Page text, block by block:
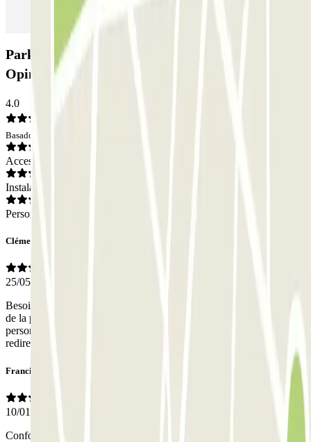
Parking Adonis Paris Sud - Aéroport Paris Orly:
Opiniones
4.0
Basado en 14 opiniones
Acceso
Instalaciones
Personal
Clément
25/05/2026
Besoin d'aller à l'accueil de l'hotel pour avoir un ticket qui a le code
de la porte d'entrée; un peu compliqué si vous êtes préssé, et si la
personne a la reception a beaucoup à faire. Mais globalement, rien à
redire !
Francis
10/01/2026
Conforme à la description.